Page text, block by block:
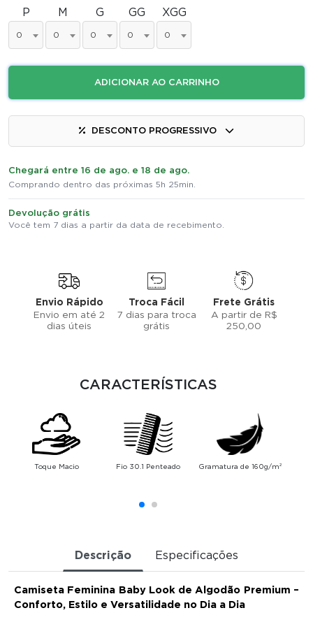
P
0
M
0
G
0
GG
0
XGG
0
ADICIONAR AO CARRINHO
DESCONTO PROGRESSIVO
Chegará entre 16 de ago. e 18 de ago.
Comprando dentro das próximas 5h 25min.
Devolução grátis
Você tem 7 dias a partir da data de recebimento.
Envio Rápido
Envio em até 2
dias úteis
Troca Fácil
7 dias para troca
grátis
Frete Grátis
A partir de R$
250,00
CARACTERÍSTICAS
Toque Macio Fio 30.1 Penteado Gramatura de 160g/m²
Descrição Especificações
Camiseta Feminina Baby Look de Algodão Premium –
Conforto, Estilo e Versatilidade no Dia a Dia